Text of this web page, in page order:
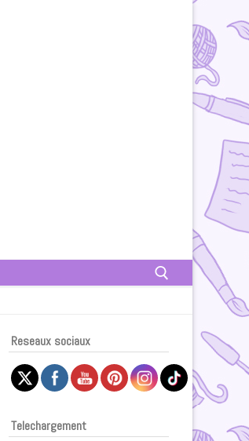
Reseaux sociaux
Telechargement